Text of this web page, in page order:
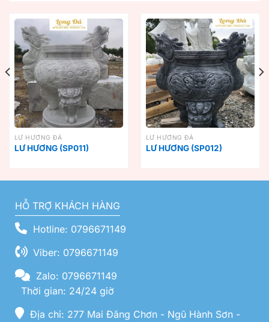
LƯ HƯƠNG ĐÁ
LƯ HƯƠNG (SP011)
LƯ HƯƠNG ĐÁ
LƯ HƯƠNG (SP012)
HỖ TRỢ KHÁCH HÀNG
Hotline: 0796671149
Viber: 0796671149
Zalo: 0796671149
Thời gian: 24/24 giờ
Địa chỉ: 277 Mai Đăng Chơn - Ngũ Hành Sơn -